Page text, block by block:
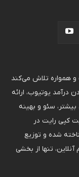
و همواره تلاش می‌کند
درآمد یوتیوب، ارائه
سئو و بهینه
کپی رایت در
شده و توزیع
تنها از بخشی